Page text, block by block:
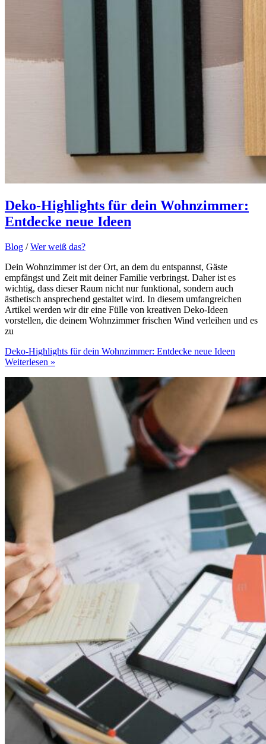
Deko-Highlights für dein Wohnzimmer:
Entdecke neue Ideen
Blog /Wer weiß das?
Dein Wohnzimmer ist der Ort, an dem du entspannst, Gäste
empfängst und Zeit mit deiner Familie verbringst. Daher ist es
wichtig, dass dieser Raum nicht nur funktional, sondern auch
ästhetisch ansprechend gestaltet wird. In diesem umfangreichen
Artikel werden wir dir eine Fülle von kreativen Deko-Ideen
vorstellen, die deinem Wohnzimmer frischen Wind verleihen und es
zu
Deko-Highlights für dein Wohnzimmer: Entdecke neue Ideen
Weiterlesen »